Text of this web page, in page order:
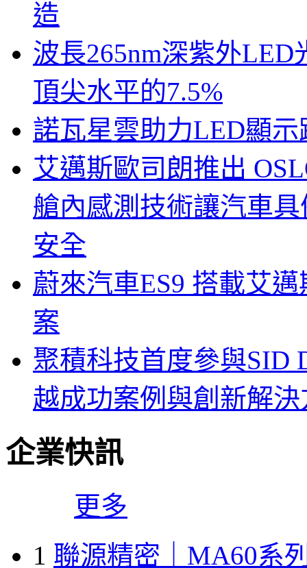
造
波長265nm深紫外
頂尖水平的7.5%
諾瓦星雲助力LED顯
艾邁斯歐司朗推出
艙內感測技術讓汽車
安全
蔚來汽車ES9 搭載艾
案
聚積科技首度參與SID
越成功案例與創新解決
企業快訊
更多
1 聯源精密｜MA60系